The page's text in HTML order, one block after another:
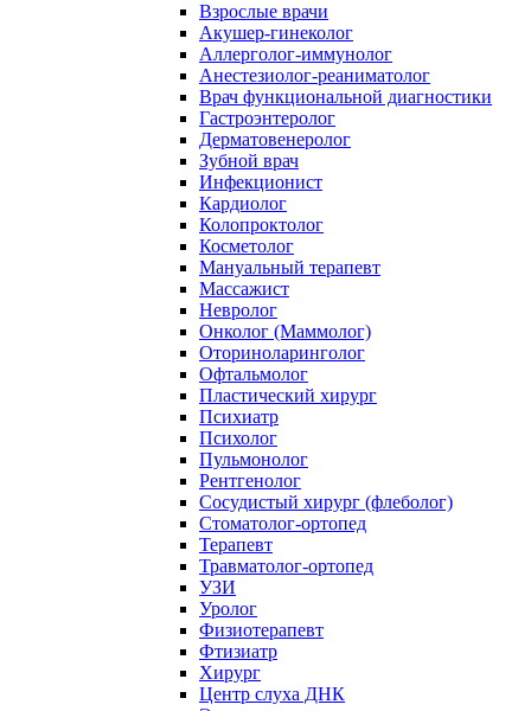
Взрослые врачи
Акушер-гинеколог
Аллерголог-иммунолог
Анестезиолог-реаниматолог
Врач функциональной диагностики
Гастроэнтеролог
Дерматовенеролог
Зубной врач
Инфекционист
Кардиолог
Колопроктолог
Косметолог
Мануальный терапевт
Массажист
Невролог
Онколог (Маммолог)
Оториноларинголог
Офтальмолог
Пластический хирург
Психиатр
Психолог
Пульмонолог
Рентгенолог
Сосудистый хирург (флеболог)
Стоматолог-ортопед
Терапевт
Травматолог-ортопед
УЗИ
Уролог
Физиотерапевт
Фтизиатр
Хирург
Центр слуха ДНК